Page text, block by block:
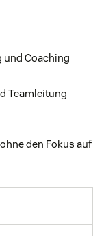
Coaching
Teamleitung
den Fokus auf